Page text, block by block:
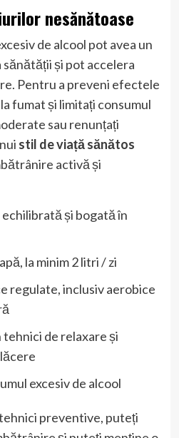
nesănătoase
de alcool pot avea un
și pot accelera
Pentru a preveni efectele
fumat și limitați consumul
sau renunțați
stil de viață sănătos
activă și
și bogată în
la minim 2 litri / zi
regulate, inclusiv aerobice
de relaxare și
excesiv de alcool
preventive, puteți